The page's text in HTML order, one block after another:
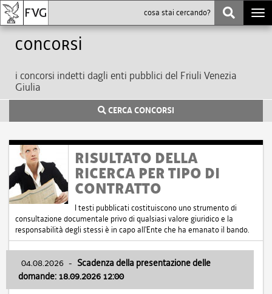
Concorsi
i concorsi indetti dagli enti pubblici del Friuli Venezia
Giulia
CERCA CONCORSI
RISULTATO DELLA
RICERCA PER TIPO DI
CONTRATTO
I testi pubblicati costituiscono uno strumento di
consultazione documentale privo di qualsiasi valore giuridico e la
responsabilità degli stessi è in capo all'Ente che ha emanato il bando.
04.08.2026 - Scadenza della presentazione delle
domande: 18.09.2026 12:00